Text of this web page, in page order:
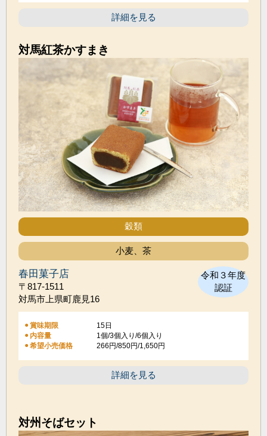
詳細を見る
対馬紅茶かすまき
穀類
小麦、茶
令和３年度
認証
春田菓子店
〒817-1511
対馬市上県町鹿見16
賞味期限
15日
内容量
1個/3個入り/6個入り
希望小売価格
266円/850円/1,650円
詳細を見る
対州そばセット